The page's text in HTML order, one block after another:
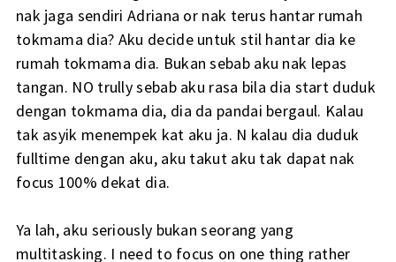
nak jaga sendiri Adriana or nak terus hantar rumah
tokmama dia? Aku decide untuk stil hantar dia ke
rumah tokmama dia. Bukan sebab aku nak lepas
tangan. NO trully sebab aku rasa bila dia start duduk
dengan tokmama dia, dia da pandai bergaul. Kalau
tak asyik menempek kat aku ja. N kalau dia duduk
fulltime dengan aku, aku takut aku tak dapat nak
focus 100% dekat dia.
Ya lah, aku seriously bukan seorang yang
multitasking. I need to focus on one thing rather